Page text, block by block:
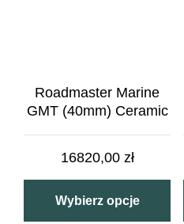
Roadmaster Marine
GMT (40mm) Ceramic
16820,00 zł
Wybierz opcje